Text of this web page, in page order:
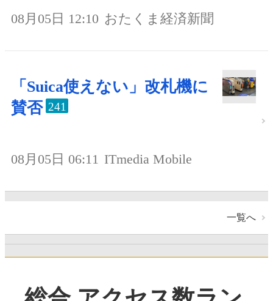
08月05日 12:10 おたくま経済新聞
「Suica使えない」改札機に
賛否 241
08月05日 06:11 ITmedia Mobile
一覧へ